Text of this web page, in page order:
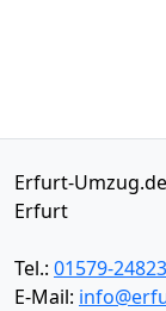
Erfurt-Umzug.de
Erfurt
Tel.: 01579-
E-Mail: